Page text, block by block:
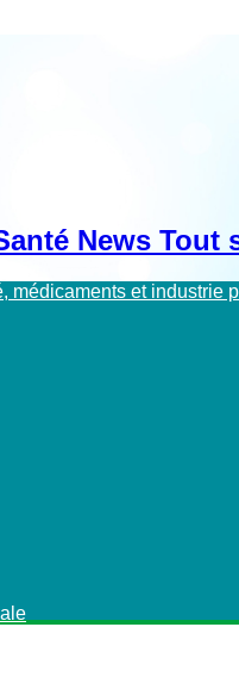
News Tout
médicaments et industrie